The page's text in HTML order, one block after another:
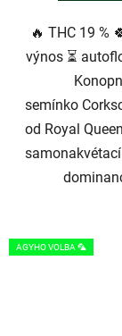
🔥 THC 19 %
výnos ⏳
semínko
od Royal
AGYHO VOLBA 🦜